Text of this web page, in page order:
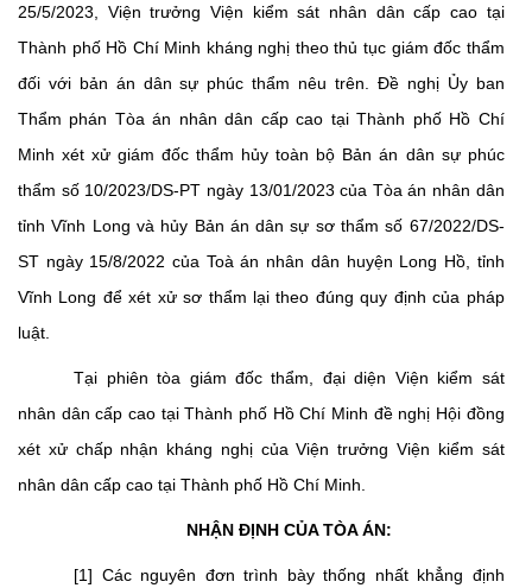
25/5/2023, Viện trưởng Viện kiểm sát nhân dân cấp cao tại
Thành phố Hồ Chí Minh kháng nghị theo thủ tục giám đốc thẩm
đối với bản án dân sự phúc thẩm nêu trên. Đề nghị Ủy ban
Thẩm phán Tòa án nhân dân cấp cao tại Thành phố Hồ Chí
Minh xét xử giám đốc thẩm hủy toàn bộ Bản án dân sự phúc
thẩm số 10/2023/DS-PT ngày 13/01/2023 của Tòa án nhân dân
tỉnh Vĩnh Long và hủy Bản án dân sự sơ thẩm số 67/2022/DS-
ST ngày 15/8/2022 của Toà án nhân dân huyện Long Hồ, tỉnh
Vĩnh Long để xét xử sơ thẩm lại theo đúng quy định của pháp
luật.
Tại phiên tòa giám đốc thẩm, đại diện Viện kiểm sát
nhân dân cấp cao tại Thành phố Hồ Chí Minh đề nghị Hội đồng
xét xử chấp nhận kháng nghị của Viện trưởng Viện kiểm sát
nhân dân cấp cao tại Thành phố Hồ Chí Minh.
NHẬN ĐỊNH CỦA TÒA ÁN:
[1] Các nguyên đơn trình bày thống nhất khẳng định